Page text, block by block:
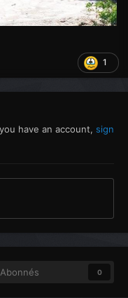
1
have an account, sign
Abonnés 0